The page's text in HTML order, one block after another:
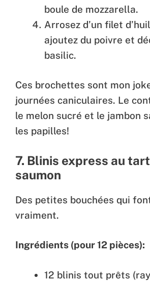
boule de mozzarella.
Arrosez d’un filet
ajoutez du poivre et
basilic.
Ces brochettes sont mon
journées caniculaires. Le
le melon sucré et le jambon
les papilles!
7. Blinis express au
saumon
Des petites bouchées qui
vraiment.
Ingrédients (pour 12 pièces):
12 blinis tout prêts